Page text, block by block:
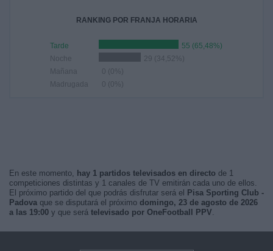
RANKING POR FRANJA HORARIA
Tarde
55 (65,48%)
Noche
29 (34,52%)
Mañana
0 (0%)
Madrugada
0 (0%)
En este momento, hay 1 partidos televisados en directo de 1
competiciones distintas y 1 canales de TV emitirán cada uno de ellos.
El próximo partido del que podrás disfrutar será el
Pisa Sporting Club -
Padova que se disputará el próximo domingo, 23 de agosto de 2026
a las 19:00 y que será televisado por OneFootball PPV.